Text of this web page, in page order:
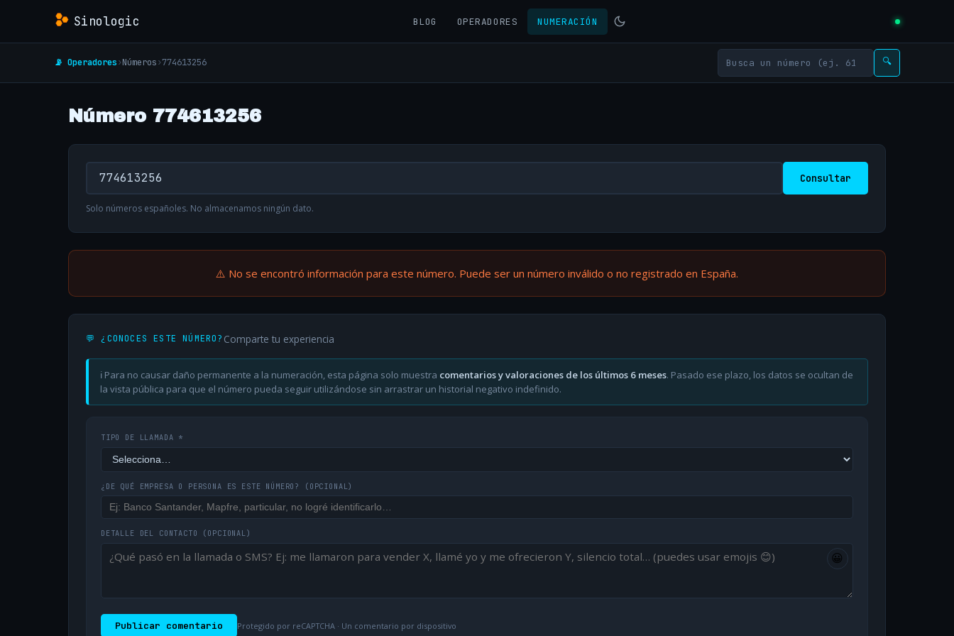
Sinologic BLOG OPERADORES NUMERACIÓN
📡 Operadores›Números›774613256 🔍
Número 774613256
Consultar
Solo números españoles. No almacenamos ningún dato.
⚠️ No se encontró información para este número. Puede ser un número inválido o no registrado en España.
💬 ¿CONOCES ESTE NÚMERO? Comparte tu experiencia
ℹ️ Para no causar daño permanente a la numeración, esta página solo muestra comentarios y valoraciones de los últimos 6 meses. Pasado ese plazo, los datos se ocultan de
la vista pública para que el número pueda seguir utilizándose sin arrastrar un historial negativo indefinido.
TIPO DE LLAMADA *
¿DE QUÉ EMPRESA O PERSONA ES ESTE NÚMERO? (OPCIONAL)
DETALLE DEL CONTACTO (OPCIONAL)
😀
Publicar comentario Protegido por reCAPTCHA · Un comentario por dispositivo